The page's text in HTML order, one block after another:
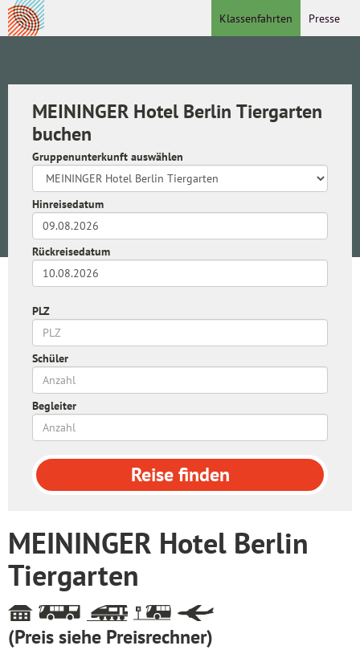
Presse
Klassenfahrten
MEININGER Hotel Berlin Tiergarten
buchen
Gruppenunterkunft auswählen
Hinreisedatum
Rückreisedatum
PLZ
Schüler
Begleiter
Reisefinden
MEININGER Hotel Berlin
Tiergarten
(Preis siehe Preisrechner)